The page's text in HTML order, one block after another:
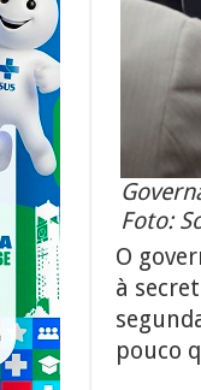
Foto:
O
à
pouco